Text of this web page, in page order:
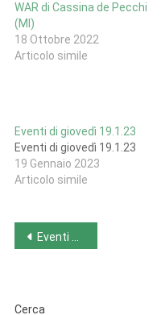
WAR di Cassina de Pecchi
(MI)
18 Ottobre 2022
Articolo simile
Eventi di giovedì 19.1.23
Eventi di giovedì 19.1.23
19 Gennaio 2023
Articolo simile
Navigazione
Eventi di venerdì 16 settembre 2022
Cerca